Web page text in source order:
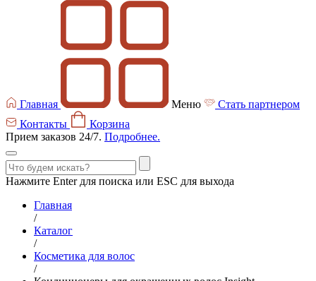
Главная Меню
Стать партнером
Контакты
Корзина
Прием заказов 24/7. Подробнее.
Нажмите Enter для поиска или ESC для выхода
Главная
/
Каталог
/
Косметика для волос
/